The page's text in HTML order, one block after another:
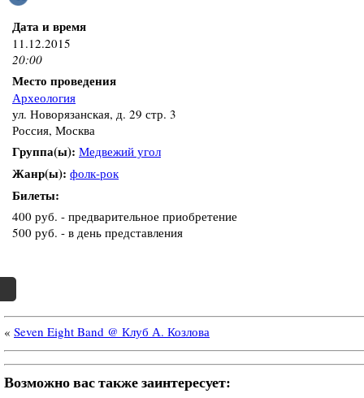
Дата и время
11.12.2015
20:00
Место проведения
Археология
ул. Новорязанская, д. 29 стр. 3
Россия, Москва
Группа(ы): Медвежий угол
Жанр(ы): фолк-рок
Билеты:
400 руб. - предварительное приобретение
500 руб. - в день представления
« Seven Eight Band @ Клуб А. Козлова
Возможно вас также заинтересует: